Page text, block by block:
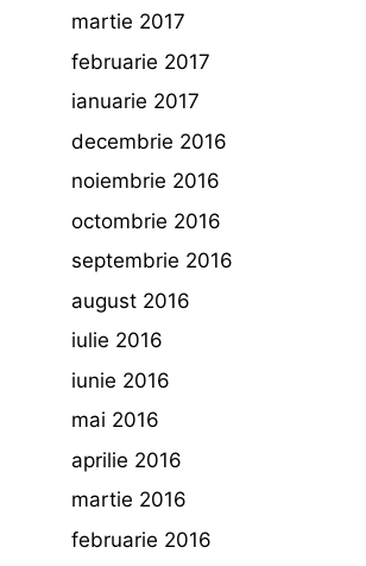
martie 2017
februarie 2017
ianuarie 2017
decembrie 2016
noiembrie 2016
octombrie 2016
septembrie 2016
august 2016
iulie 2016
iunie 2016
mai 2016
aprilie 2016
martie 2016
februarie 2016